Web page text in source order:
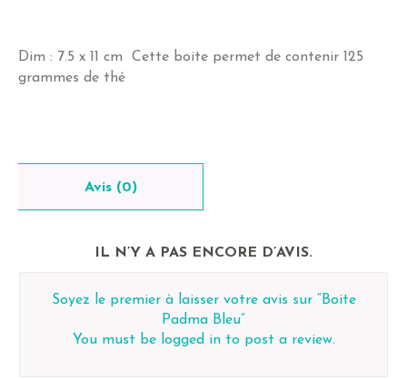
Dim : 7.5 x 11 cm Cette boite permet de contenir 125
grammes de thé
Avis (0)
IL N’Y A PAS ENCORE D’AVIS.
Soyez le premier à laisser votre avis sur “Boite
Padma Bleu”
You must be logged into post a review.